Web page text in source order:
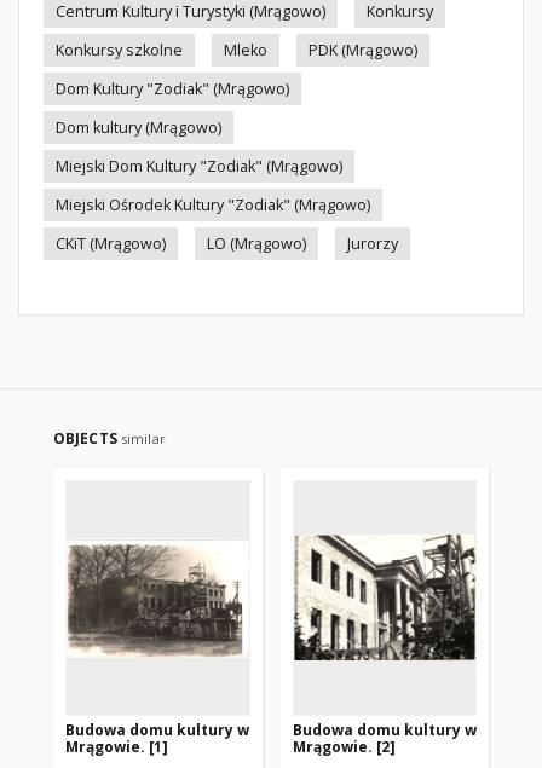
Centrum Kultury i Turystyki (Mrągowo)
Konkursy
Konkursy szkolne
Mleko
PDK (Mrągowo)
Dom Kultury "Zodiak" (Mrągowo)
Dom kultury (Mrągowo)
Miejski Dom Kultury "Zodiak" (Mrągowo)
Miejski Ośrodek Kultury "Zodiak" (Mrągowo)
CKiT (Mrągowo)
LO (Mrągowo) Jurorzy
OBJECTS similar
Budowa domu kultury w
Mrągowie. [1]
Budowa domu kultury w
Mrągowie. [2]